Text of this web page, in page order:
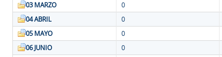
03 MARZO
0
04 ABRIL
0
05 MAYO
0
06 JUNIO
0